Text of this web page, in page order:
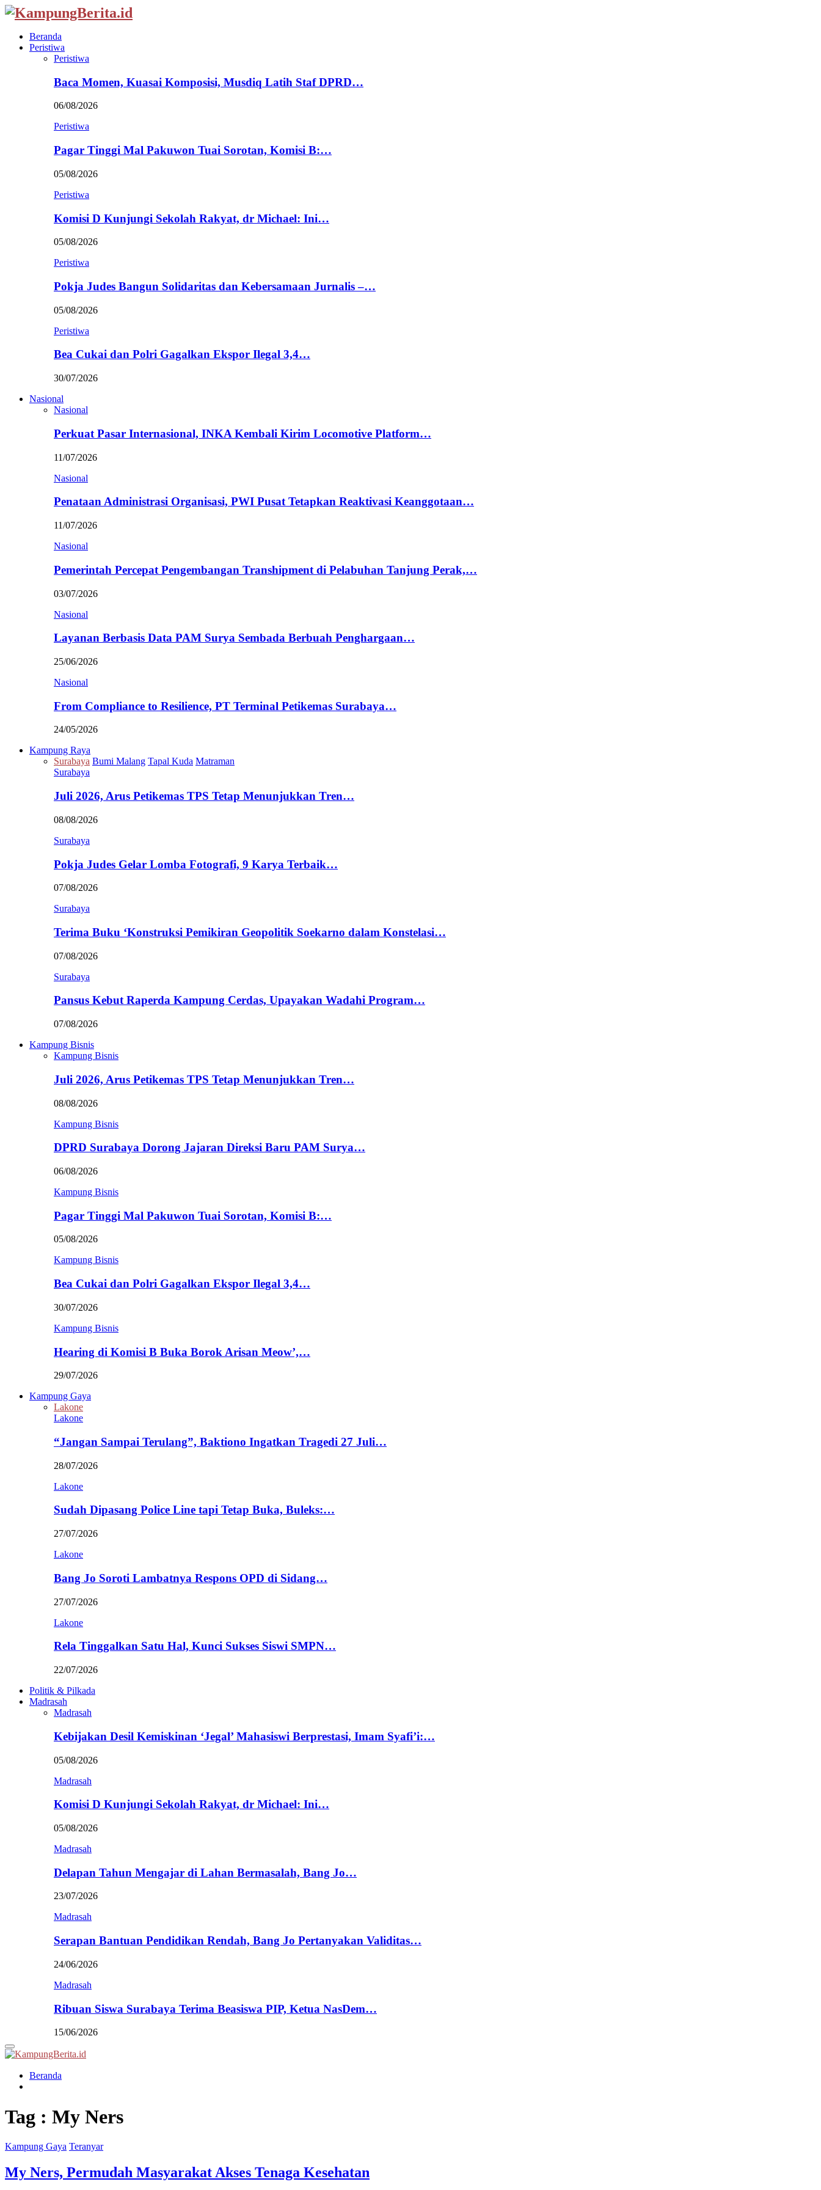
Beranda
Peristiwa
Peristiwa
Baca Momen, Kuasai Komposisi, Musdiq Latih Staf DPRD…
06/08/2026
Peristiwa
Pagar Tinggi Mal Pakuwon Tuai Sorotan, Komisi B:…
05/08/2026
Peristiwa
Komisi D Kunjungi Sekolah Rakyat, dr Michael: Ini…
05/08/2026
Peristiwa
Pokja Judes Bangun Solidaritas dan Kebersamaan Jurnalis –…
05/08/2026
Peristiwa
Bea Cukai dan Polri Gagalkan Ekspor Ilegal 3,4…
30/07/2026
Nasional
Nasional
Perkuat Pasar Internasional, INKA Kembali Kirim Locomotive Platform…
11/07/2026
Nasional
Penataan Administrasi Organisasi, PWI Pusat Tetapkan Reaktivasi Keanggotaan…
11/07/2026
Nasional
Pemerintah Percepat Pengembangan Transhipment di Pelabuhan Tanjung Perak,…
03/07/2026
Nasional
Layanan Berbasis Data PAM Surya Sembada Berbuah Penghargaan…
25/06/2026
Nasional
From Compliance to Resilience, PT Terminal Petikemas Surabaya…
24/05/2026
Kampung Raya
Surabaya Bumi Malang Tapal Kuda Matraman
Surabaya
Juli 2026, Arus Petikemas TPS Tetap Menunjukkan Tren…
08/08/2026
Surabaya
Pokja Judes Gelar Lomba Fotografi, 9 Karya Terbaik…
07/08/2026
Surabaya
Terima Buku ‘Konstruksi Pemikiran Geopolitik Soekarno dalam Konstelasi…
07/08/2026
Surabaya
Pansus Kebut Raperda Kampung Cerdas, Upayakan Wadahi Program…
07/08/2026
Kampung Bisnis
Kampung Bisnis
Juli 2026, Arus Petikemas TPS Tetap Menunjukkan Tren…
08/08/2026
Kampung Bisnis
DPRD Surabaya Dorong Jajaran Direksi Baru PAM Surya…
06/08/2026
Kampung Bisnis
Pagar Tinggi Mal Pakuwon Tuai Sorotan, Komisi B:…
05/08/2026
Kampung Bisnis
Bea Cukai dan Polri Gagalkan Ekspor Ilegal 3,4…
30/07/2026
Kampung Bisnis
Hearing di Komisi B Buka Borok Arisan Meow’,…
29/07/2026
Kampung Gaya
Lakone
Lakone
“Jangan Sampai Terulang”, Baktiono Ingatkan Tragedi 27 Juli…
28/07/2026
Lakone
Sudah Dipasang Police Line tapi Tetap Buka, Buleks:…
27/07/2026
Lakone
Bang Jo Soroti Lambatnya Respons OPD di Sidang…
27/07/2026
Lakone
Rela Tinggalkan Satu Hal, Kunci Sukses Siswi SMPN…
22/07/2026
Politik & Pilkada
Madrasah
Madrasah
Kebijakan Desil Kemiskinan ‘Jegal’ Mahasiswi Berprestasi, Imam Syafi’i:…
05/08/2026
Madrasah
Komisi D Kunjungi Sekolah Rakyat, dr Michael: Ini…
05/08/2026
Madrasah
Delapan Tahun Mengajar di Lahan Bermasalah, Bang Jo…
23/07/2026
Madrasah
Serapan Bantuan Pendidikan Rendah, Bang Jo Pertanyakan Validitas…
24/06/2026
Madrasah
Ribuan Siswa Surabaya Terima Beasiswa PIP, Ketua NasDem…
15/06/2026
Primary
Menu
Beranda
Tag : My Ners
Kampung Gaya Teranyar
My Ners, Permudah Masyarakat Akses Tenaga Kesehatan